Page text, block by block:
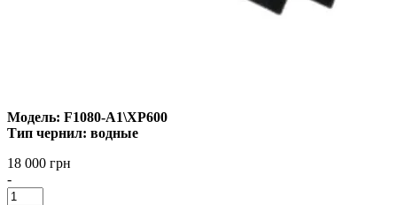
Модель: F1080-A1\XP600
Тип чернил: водные
18 000 грн
-